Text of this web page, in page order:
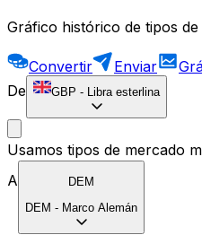
Gráfico histórico de tipos de
Convertir Enviar
De
GBP - Libra esterlina
Usamos tipos de mercado
A
DEM
DEM - Marco Alemán